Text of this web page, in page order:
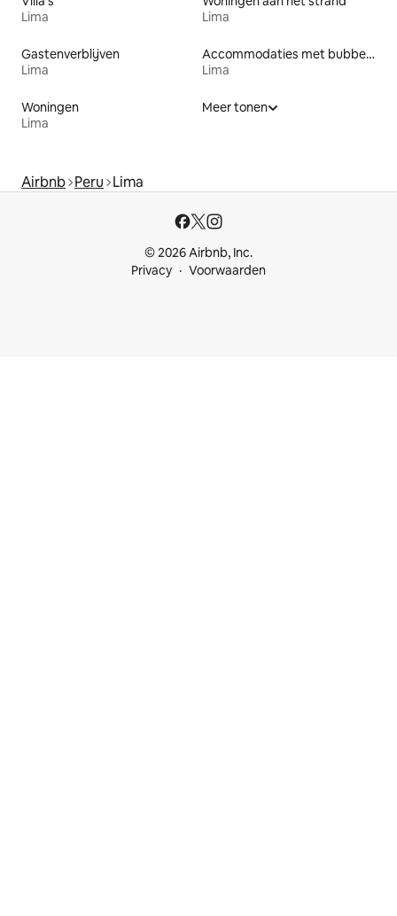
Lima
Lima
Gastenverblijven
Lima
Accommodaties met bubbelbad
Lima
Woningen
Lima
Meer tonen
Airbnb Peru Lima
© 2026 Airbnb, Inc.
Privacy
Voorwaarden